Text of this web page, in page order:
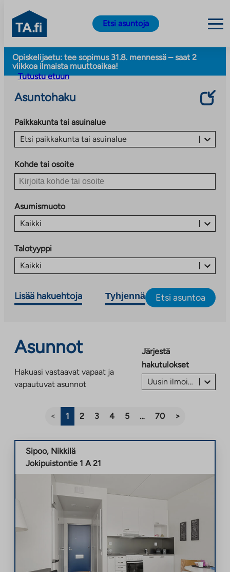
Siirry
sisältöön
TA.fi
Etsi asuntoja
Opiskelijaetu: tee sopimus 31.8. mennessä – saat 2
viikkoa ilmaista muuttoaikaa!
Tutustu etuun
Asuntohaku
Paikkakunta tai asuinalue
Etsi paikkakunta tai asuinalue
Kohde tai osoite
Asumismuoto
Kaikki
Talotyyppi
Kaikki
Lisää hakuehtoja Tyhjennä Etsi asuntoa
Asunnot
Hakuasi vastaavat vapaat ja
vapautuvat asunnot
Järjestä
hakutulokset
Uusin ilmoitus ensin
< 1 2 3 4 5 … 70 >
Sipoo, Nikkilä
Jokipuistontie 1 A 21